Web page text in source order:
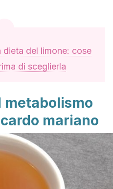
dieta del limone: cose
di sceglierla
metabolismo
mariano